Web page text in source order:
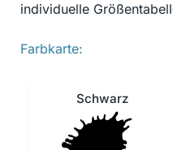
individuelle
Farbkarte:
Schwarz